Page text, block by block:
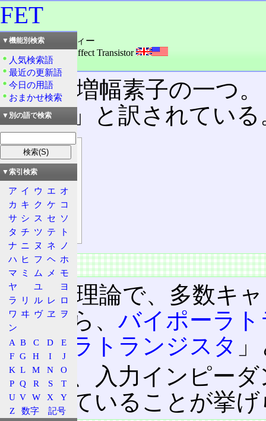
FET
読み：エフイーティー
外語：FET: Field-Effect Transistor
品詞：名詞
半導体増幅素子の一つ
ジスタ」と訳されている
目次
概要
特徴
電極
p型とn型
EIAJ
概要
半導体理論で、多数キ
ことから、 バイポーラ
ニポーラトランジスタ
FETは、入力インピー
が優れていることが挙
▼機能別検索
人気検索語
最近の更新語
今日の用語
おまかせ検索
▼別の語で検索
▼索引検索
ア イ ウ エ オ
カ キ ク ケ コ
サ シ ス セ ソ
タ チ ツ テ
ト
ナ ニ ヌ ネ
ノ
ハ ヒ フ ヘ ホ
マ ミ ム メ
モ
ヤ
ユ
ヨ
ラ
リ ル レ ロ
ワ ヰ ヴ ヱ
ヲ
ン
A B C D
E
F G H I
J
K L M N
O
P Q R S
T
U V W X
Y
Z
数字 記号